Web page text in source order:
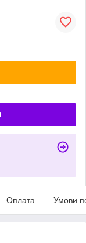
Оплата Умови